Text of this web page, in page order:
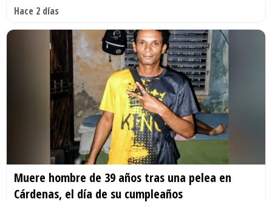
Hace 2 días
Muere hombre de 39 años tras una pelea en
Cárdenas, el día de su cumpleaños